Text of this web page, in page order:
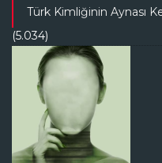
Türk Kimliğinin Aynası
(5.034)